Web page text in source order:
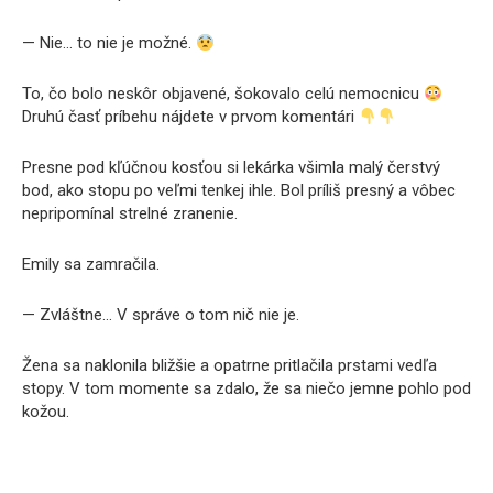
— Nie… to nie je možné.
To, čo bolo neskôr objavené, šokovalo celú nemocnicu
Druhú časť príbehu nájdete v prvom komentári
Presne pod kľúčnou kosťou si lekárka všimla malý čerstvý
bod, ako stopu po veľmi tenkej ihle. Bol príliš presný a vôbec
nepripomínal strelné zranenie.
Emily sa zamračila.
— Zvláštne… V správe o tom nič nie je.
Žena sa naklonila bližšie a opatrne pritlačila prstami vedľa
stopy. V tom momente sa zdalo, že sa niečo jemne pohlo pod
kožou.